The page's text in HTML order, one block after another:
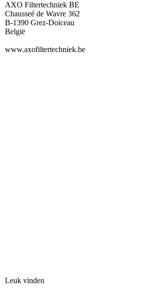
AXO Filtertechniek BE
Chausseé de Wavre 362
B-1390 Grez-Doiceau
België
www.axofiltertechniek.be
Leuk vinden